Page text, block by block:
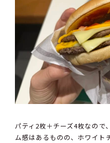
パティ2枚＋チーズ4枚なので
ム感はあるものの、ホワイト